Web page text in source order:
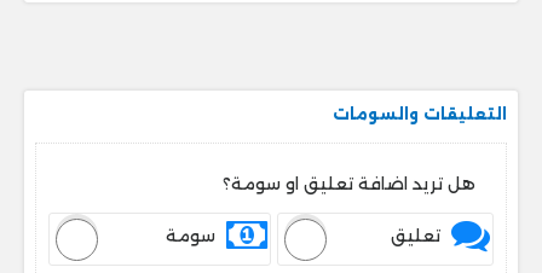
التعليقات والسومات
هل تريد اضافة تعليق او سومة؟
تعليق سومة